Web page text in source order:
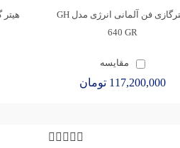
هیترگازی فن آلمانی انرژی مدل GH
640 GR
مقایسه
117,200,000 تومان